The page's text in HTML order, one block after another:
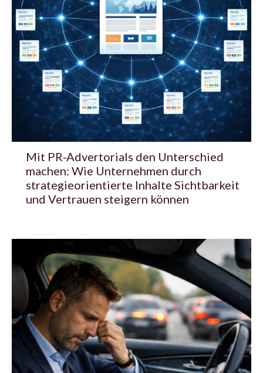
Mit PR-Advertorials den Unterschied
machen: Wie Unternehmen durch
strategieorientierte Inhalte Sichtbarkeit
und Vertrauen steigern können